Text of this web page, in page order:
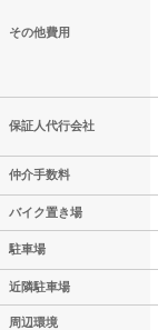
その他費用
保証人代行会社
仲介手数料
バイク置き場
駐車場
近隣駐車場
周辺環境